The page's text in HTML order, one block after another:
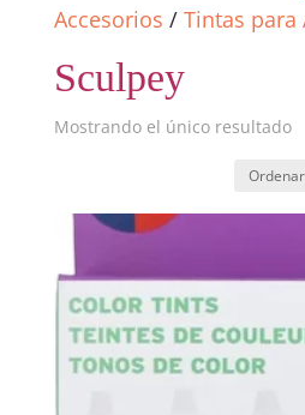
Accesorios / Tintas para
Sculpey
Mostrando el único resultado